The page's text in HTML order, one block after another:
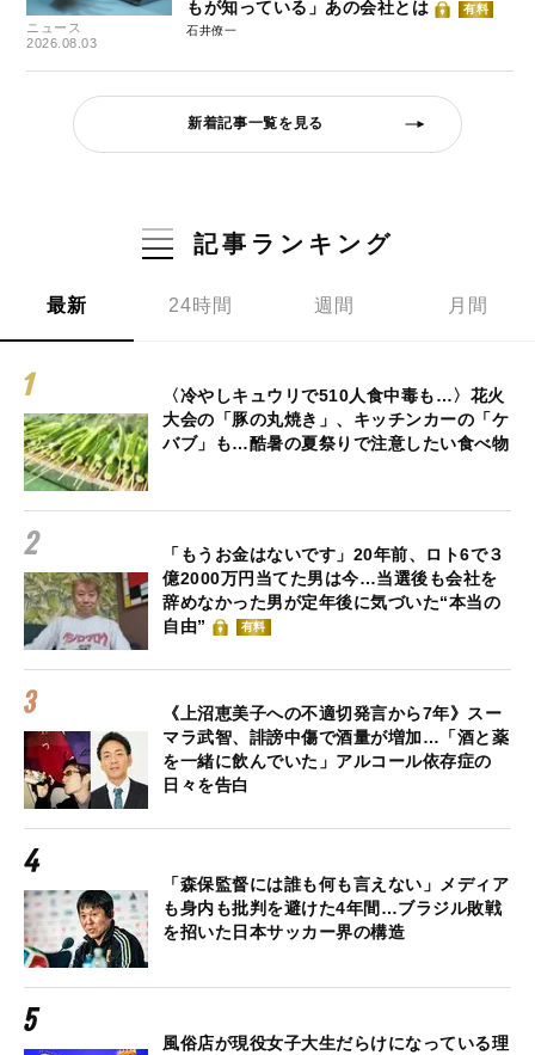
ニュース
2026.08.03
もが知っている」あの会社とは
有料
石井僚一
新着記事一覧を見る
記事ランキング
最新 24時間 週間 月間
〈冷やしキュウリで510人食中毒も…〉花火
大会の「豚の丸焼き」、キッチンカーの「ケ
バブ」も…酷暑の夏祭りで注意したい食べ物
「もうお金はないです」20年前、ロト6で３
億2000万円当てた男は今…当選後も会社を
辞めなかった男が定年後に気づいた“本当の
自由”
有料
《上沼恵美子への不適切発言から7年》スー
マラ武智、誹謗中傷で酒量が増加…「酒と薬
を一緒に飲んでいた」アルコール依存症の
日々を告白
「森保監督には誰も何も言えない」メディア
も身内も批判を避けた4年間…ブラジル敗戦
を招いた日本サッカー界の構造
風俗店が現役女子大生だらけになっている理